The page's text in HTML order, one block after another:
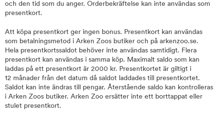
och den tid som du anger. Orderbekräftelse kan inte användas som
presentkort.
Att köpa presentkort ger ingen bonus. Presentkort kan användas
som betalningsmetod i Arken Zoos butiker och på arkenzoo.se.
Hela presentkortssaldot behöver inte användas samtidigt. Flera
presentkort kan användas i samma köp. Maximalt saldo som kan
laddas på ett presentkort är 2000 kr. Presentkortet är giltigt i
12 månader från det datum då saldot laddades till presentkortet.
Saldot kan inte ändras till pengar. Återstående saldo kan kontrolleras
i Arken Zoos butiker. Arken Zoo ersätter inte ett borttappat eller
stulet presentkort.